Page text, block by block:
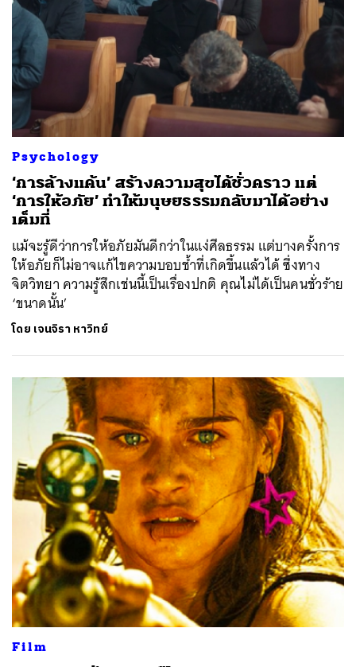
Psychology
‘การล้างแค้น’ สร้างความสุขได้ชั่วคราว แต่
‘การให้อภัย’ ทำให้มนุษยธรรมกลับมาได้อย่าง
เต็มที่
แม้จะรู้ดีว่าการให้อภัยมันดีกว่าในแง่ศีลธรรม แต่บางครั้งการ
ให้อภัยก็ไม่อาจแก้ไขความบอบช้ำที่เกิดขึ้นแล้วได้ ซึ่งทาง
จิตวิทยา ความรู้สึกเช่นนี้เป็นเรื่องปกติ คุณไม่ได้เป็นคนชั่วร้าย
‘ขนาดนั้น’
โดย เจนจิรา หาวิทย์
Film
SHARE TWEET LINE EMAIL